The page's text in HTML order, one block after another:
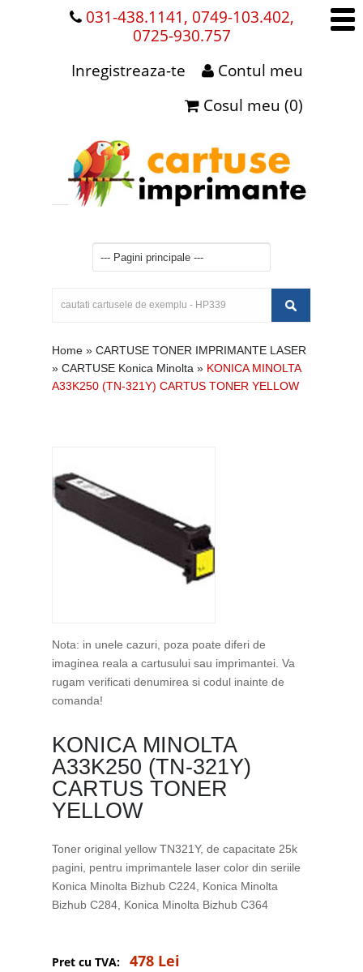
031-438.1141, 0749-103.402,
0725-930.757
Contul meu
Inregistreaza-te
Cosul meu (0)
Home » CARTUSE TONER IMPRIMANTE LASER
» CARTUSE Konica Minolta » KONICA MINOLTA
A33K250 (TN-321Y) CARTUS TONER YELLOW
Nota: in unele cazuri, poza poate diferi de
imaginea reala a cartusului sau imprimantei. Va
rugam verificati denumirea si codul inainte de
comanda!
KONICA MINOLTA
A33K250 (TN-321Y)
CARTUS TONER
YELLOW
Toner original yellow TN321Y, de capacitate 25k
pagini, pentru imprimantele laser color din seriile
Konica Minolta Bizhub C224, Konica Minolta
Bizhub C284, Konica Minolta Bizhub C364
Pret cu TVA: 478 Lei